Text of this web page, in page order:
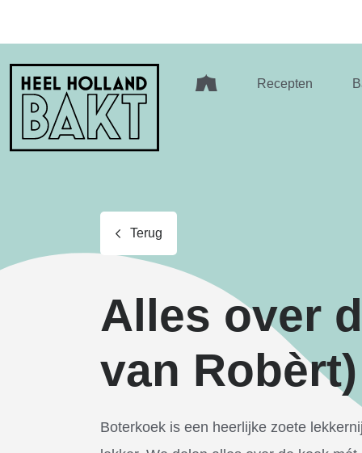
Heel
Holland
Bakt
Recepten
Terug
Alles over
van Robèrt)
Boterkoek is een heerlijke zoete